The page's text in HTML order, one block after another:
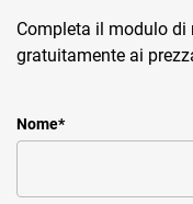
Completa il modulo di
gratuitamente ai
Nome*